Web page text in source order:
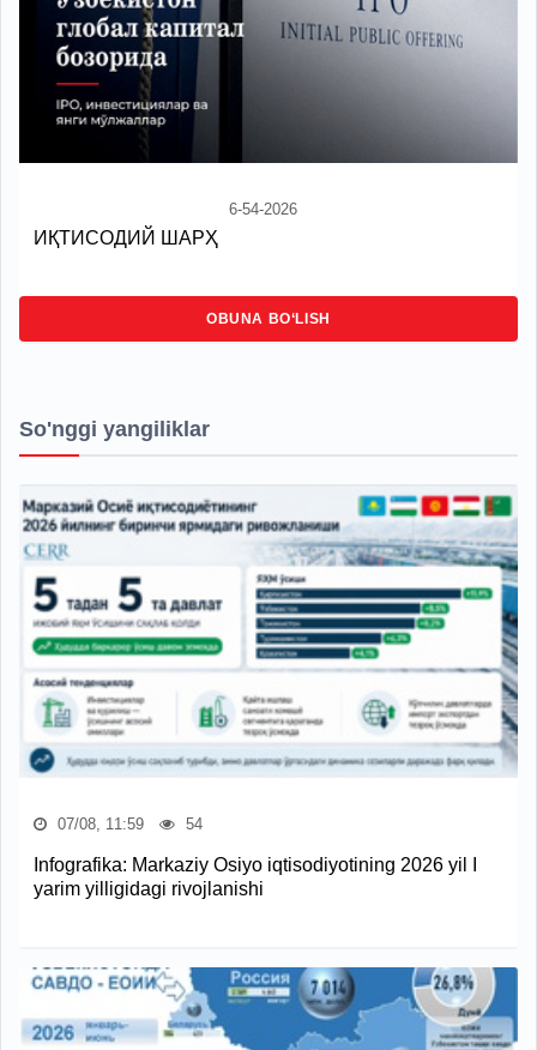
6-54-2026
ИҚТИСОДИЙ ШАРҲ
OBUNA BO‘LISH
So'nggi yangiliklar
07/08, 11:59 54
Infografika: Markaziy Osiyo iqtisodiyotining 2026 yil I
yarim yilligidagi rivojlanishi